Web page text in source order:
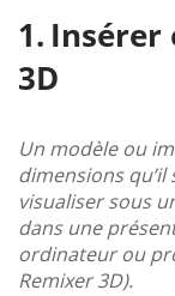
Insérer
3D
Un modèle ou
dimensions
visualiser sous
dans une
ordinateur ou
Remixer 3D).